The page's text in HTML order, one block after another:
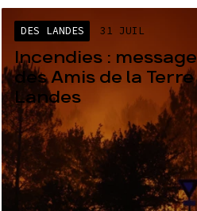
DES LANDES 31 JUIL
Incendies : message
des Amis de la Terre
Landes